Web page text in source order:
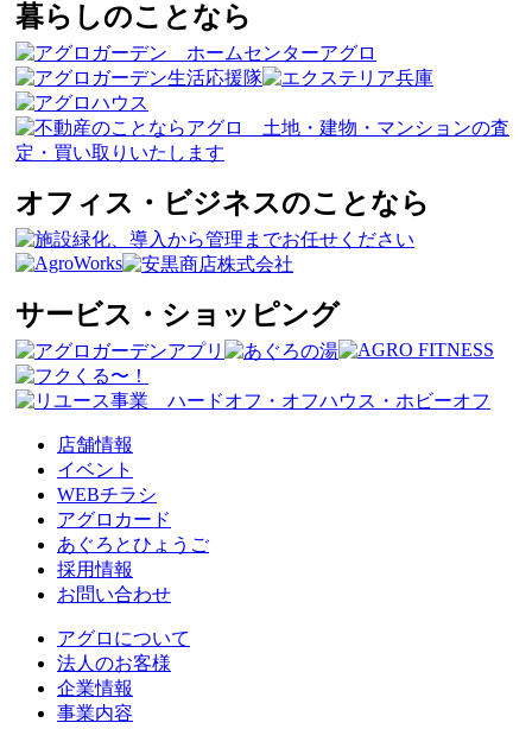
暮らしのことなら
オフィス・ビジネスのことなら
サービス・ショッピング
店舗情報
イベント
WEBチラシ
アグロカード
あぐろとひょうご
採用情報
お問い合わせ
アグロについて
法人のお客様
企業情報
事業内容